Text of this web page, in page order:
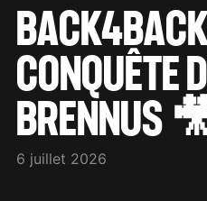
CONQUÊTE
BRENNUS
6 juillet 2026